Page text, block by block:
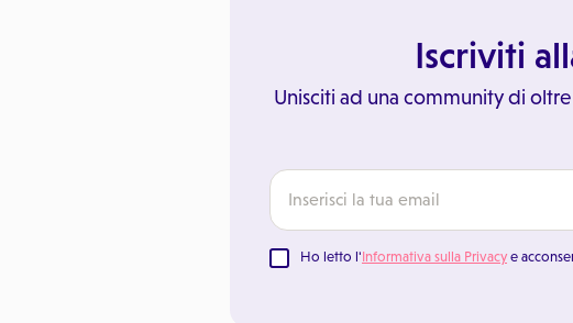
Iscriviti
Unisciti ad una community di
Ho letto l'Informativa sulla Privacy e